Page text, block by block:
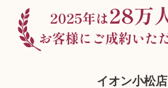
イオン小松店